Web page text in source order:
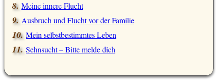
Meine innere Flucht
Ausbruch und Flucht vor der Familie
Mein selbstbestimmtes Leben
Sehnsucht – Bitte melde dich